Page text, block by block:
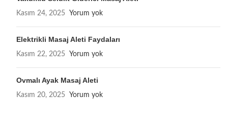
Kasım 24, 2025 Yorum yok
Elektrikli Masaj Aleti Faydaları
Kasım 22, 2025 Yorum yok
Ovmalı Ayak Masaj Aleti
Kasım 20, 2025 Yorum yok